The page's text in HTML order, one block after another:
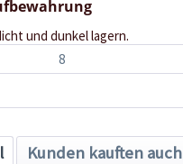
und dunkel lagern.
8
Kunden kauften auch